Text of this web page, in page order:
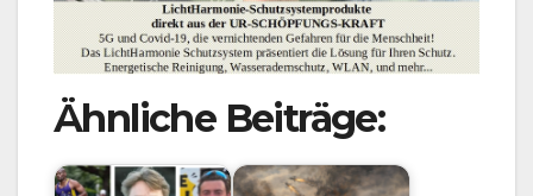
Ähnliche Beiträge: